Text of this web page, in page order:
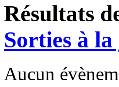
Résultats
Sorties à
Aucun